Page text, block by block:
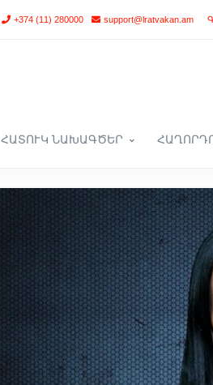
+374 (11) 280000 support@lratvakan.am
ՀԱՏՈՒԿ ՆԱԽԱԳԾԵՐ